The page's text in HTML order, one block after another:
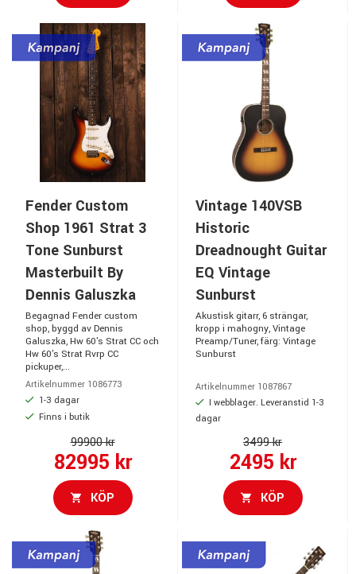
Fender Custom
Shop 1961 Strat 3
Tone Sunburst
Masterbuilt By
Dennis Galuszka
Begagnad Fender custom
shop, byggd av Dennis
Galuszka, Hw 60's Strat CC och
Hw 60's Strat Rvrp CC
pickuper,...
Artikelnummer 1086773
1-3 dagar
Finns i butik
99900 kr
82995 kr
KÖP
Vintage 140VSB
Historic
Dreadnought Guitar
EQ Vintage
Sunburst
Akustisk gitarr, 6 strängar,
kropp i mahogny, Vintage
Preamp/Tuner, färg: Vintage
Sunburst
Artikelnummer 1087867
I webblager. Leveranstid 1-3
dagar
3499 kr
2495 kr
KÖP